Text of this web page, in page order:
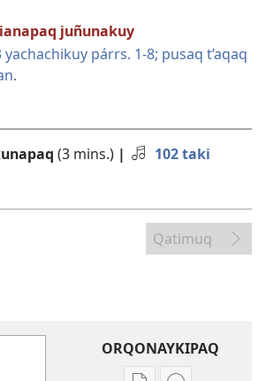
juñunakuy
párrs. 1-8; pusaq t’aqaq
.
(3 mins.) |
102 taki
Qatimuq
ORQONAYKIPAQ